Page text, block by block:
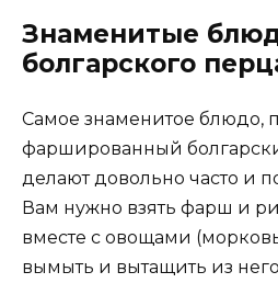
Знаменитые
болгарского
Самое знаменитое блюдо,
фаршированный
делают довольно часто и
Вам нужно взять фарш и
вместе с овощами
вымыть и вытащить из